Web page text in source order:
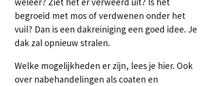
begroeid met mos of verdwenen onder het
vuil? Dan is een dakreiniging een goed idee. Je
dak zal opnieuw stralen.
Welke mogelijkheden er zijn, lees je hier. Ook
over nabehandelingen als coaten en